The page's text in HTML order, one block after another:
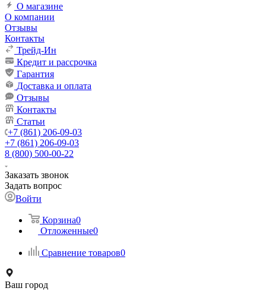
О магазине
О компании
Отзывы
Контакты
Трейд-Ин
Кредит и рассрочка
Гарантия
Доставка и оплата
Отзывы
Контакты
Статьи
+7 (861) 206-09-03
+7 (861) 206-09-03
8 (800) 500-00-22
Заказать звонок
Задать вопрос
Войти
Корзина0
Отложенные0
Сравнение товаров0
Ваш город